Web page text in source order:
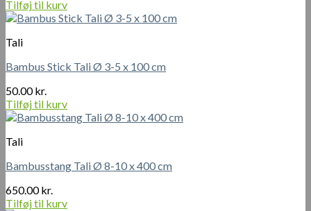
Tilføj til kurv
Tali
Bambus Stick Tali Ø 3-5 x 100 cm
50.00kr.
Tilføj til kurv
Tali
Bambusstang Tali Ø 8-10 x 400 cm
650.00kr.
Tilføj til kurv